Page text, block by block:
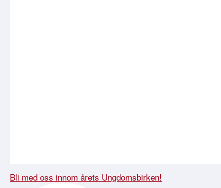
Bli med oss innom årets Ungdomsbirken!